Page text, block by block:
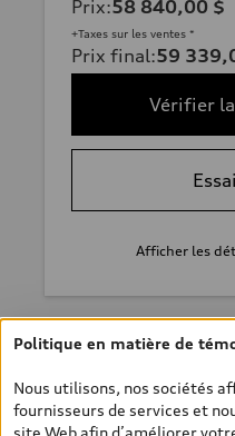
Prix:58 840,00 $
+Taxes sur les ventes *
Prix final:59
Vérifier
Afficher les
Politique en matière de
Nous utilisons, nos sociétés
fournisseurs de services et
site Web afin d’améliorer